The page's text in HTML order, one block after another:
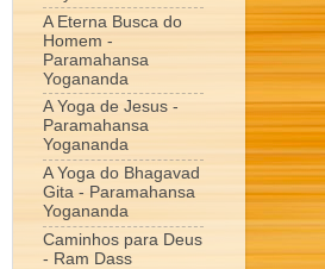
A Eterna Busca do
Homem -
Paramahansa
Yogananda
A Yoga de Jesus -
Paramahansa
Yogananda
A Yoga do Bhagavad
Gita - Paramahansa
Yogananda
Caminhos para Deus
- Ram Dass